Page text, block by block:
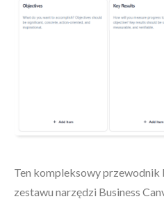
Ten kompleksowy przewodnik
zestawu narzędzi Business